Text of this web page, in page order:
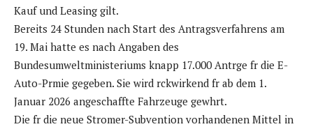
Kauf und Leasing gilt.
Bereits 24 Stunden nach Start des Antragsverfahrens am
19. Mai hatte es nach Angaben des
Bundesumweltministeriums knapp 17.000 Antrge fr die E-
Auto-Prmie gegeben. Sie wird rckwirkend fr ab dem 1.
Januar 2026 angeschaffte Fahrzeuge gewhrt.
Die fr die neue Stromer-Subvention vorhandenen Mittel in